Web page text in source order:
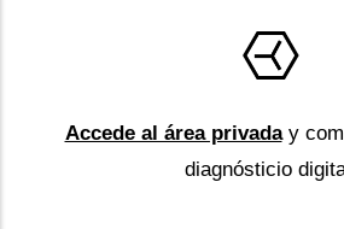
Accede al área privaday
diagnósticio